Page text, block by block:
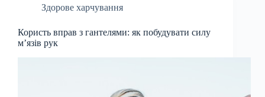
Здорове харчування
Користь вправ з гантелями: як побудувати силу
м’язів рук